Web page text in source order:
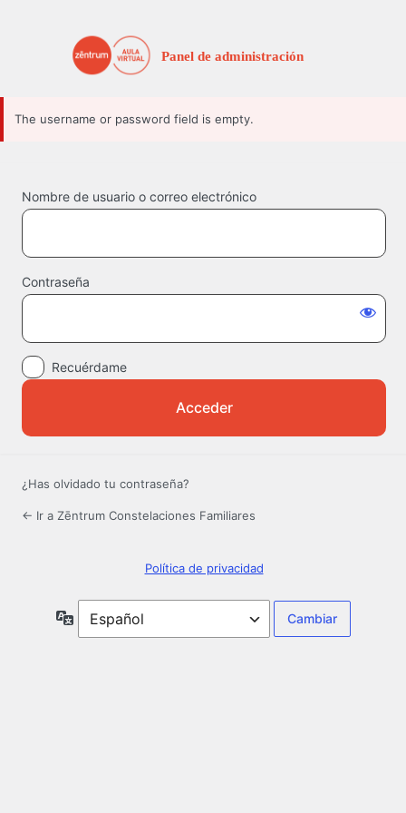
The username or password field is empty.
Nombre de usuario o correo electrónico
Contraseña
Recuérdame
¿Has olvidado tu contraseña?
← Ir a Zēntrum Constelaciones Familiares
Política de privacidad
Idioma